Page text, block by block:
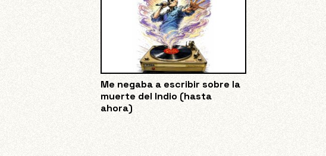
Me negaba a escribir sobre la
muerte del Indio (hasta
ahora)